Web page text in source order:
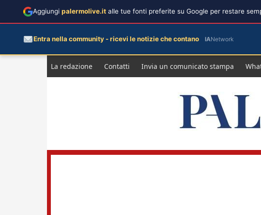
La redazione Contatti Invia un comunicato stampa
Aggiungi palermolive.it alle tue fonti preferite su Google per restare
Entra nella community - ricevi le notizie che contano IANetwork